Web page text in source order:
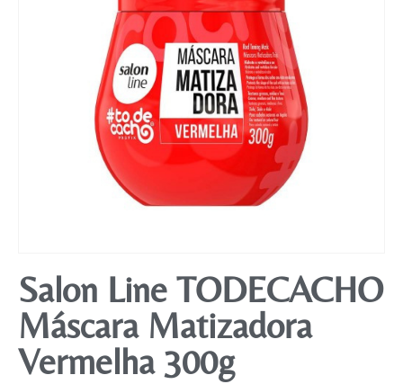
Salon Line TODECACHO
Máscara Matizadora
Vermelha 300g